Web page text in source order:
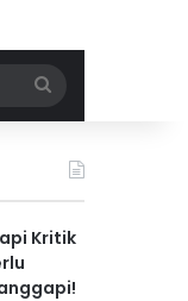
for
Kritik